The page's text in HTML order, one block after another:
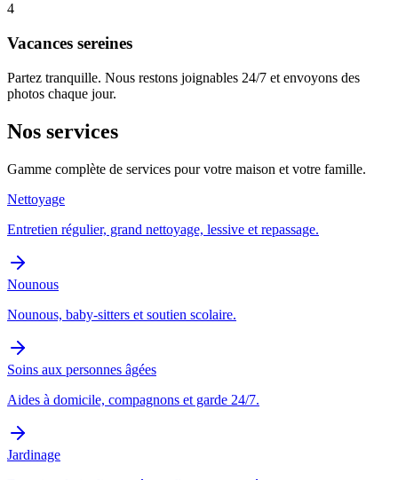
4
Vacances sereines
Partez tranquille. Nous restons joignables 24/7 et envoyons des
photos chaque jour.
Nos services
Gamme complète de services pour votre maison et votre famille.
Nettoyage
Entretien régulier, grand nettoyage, lessive et repassage.
Nounous
Nounous, baby-sitters et soutien scolaire.
Soins aux personnes âgées
Aides à domicile, compagnons et garde 24/7.
Jardinage